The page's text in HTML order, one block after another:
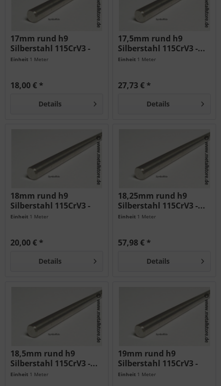
17mm rund h9
Silberstahl 115CrV3 -
geschliffen...
Einheit 1 Meter
18,00 € *
Details
17,5mm rund h9
Silberstahl 115CrV3 -...
Einheit 1 Meter
27,73 € *
Details
18mm rund h9
Silberstahl 115CrV3 -
geschliffen...
Einheit 1 Meter
20,00 € *
Details
18,25mm rund h9
Silberstahl 115CrV3 -...
Einheit 1 Meter
57,98 € *
Details
18,5mm rund h9
Silberstahl 115CrV3 -...
Einheit 1 Meter
19mm rund h9
Silberstahl 115CrV3 -
geschliffen...
Einheit 1 Meter